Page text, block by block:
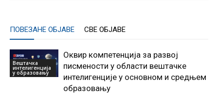
ПОВЕЗАНЕ ОБЈАВЕ СВЕ ОБЈАВЕ
Вештачка
интелигенција
у образовању
Оквир компетенција за развој
писмености у области вештачке
интелигенције у основном и средњем
образовању